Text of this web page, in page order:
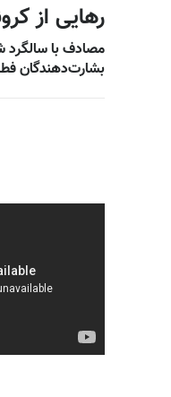
رهایی از
مصادف با سالگرد
بشارت‌دهندگان